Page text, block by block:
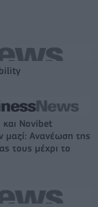
και Novibet
μαζί: Ανανέωση της
τους μέχρι το